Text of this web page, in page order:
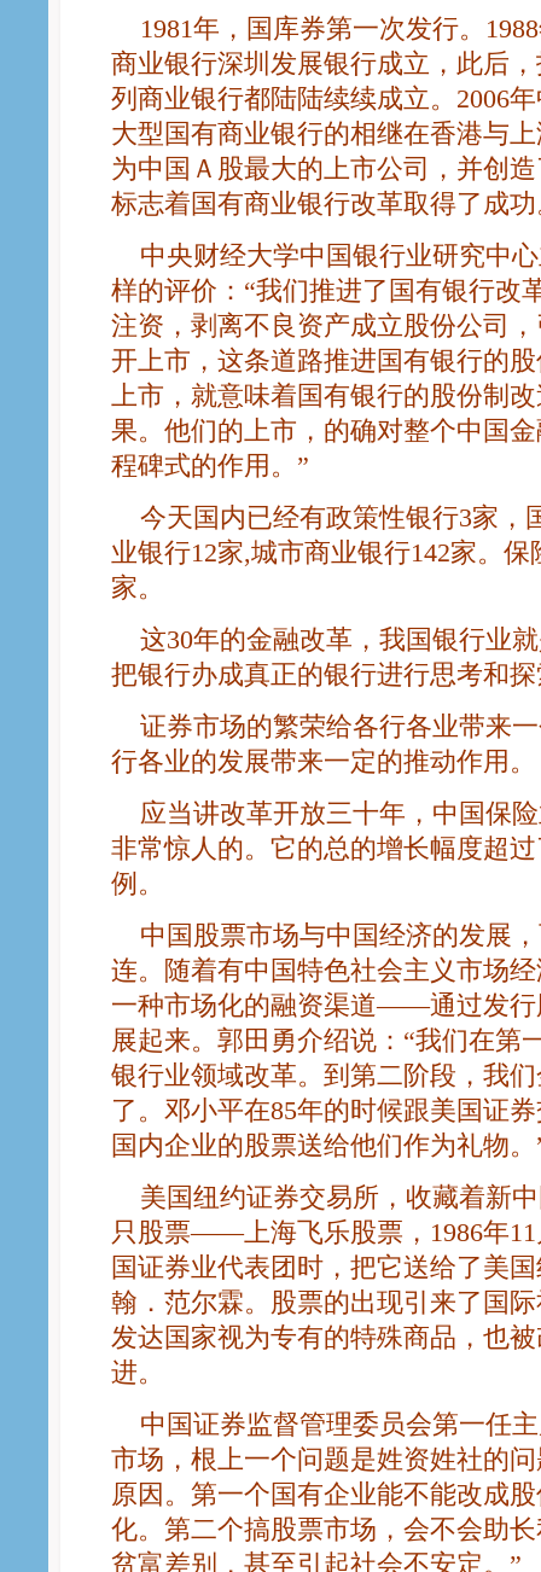
1981年，国库券第一次发行。
商业银行深圳发展银行成立，此后
列商业银行都陆陆续续成立。2006
大型国有商业银行的相继在香港与
为中国Ａ股最大的上市公司，并创
标志着国有商业银行改革取得了成
中央财经大学中国银行业研究中
样的评价：“我们推进了国有银行改
注资，剥离不良资产成立股份公司
开上市，这条道路推进国有银行的
上市，就意味着国有银行的股份制
果。他们的上市，的确对整个中国
程碑式的作用。”
今天国内已经有政策性银行3家，
业银行12家,城市商业银行142家。
家。
这30年的金融改革，我国银行业
把银行办成真正的银行进行思考和
证券市场的繁荣给各行各业带来
行各业的发展带来一定的推动作用。
应当讲改革开放三十年，中国保
非常惊人的。它的总的增长幅度超
例。
中国股票市场与中国经济的发展
连。随着有中国特色社会主义市场
一种市场化的融资渠道——通过发行
展起来。郭田勇介绍说：“我们在第
银行业领域改革。到第二阶段，我
了。邓小平在85年的时候跟美国证
国内企业的股票送给他们作为礼物。
美国纽约证券交易所，收藏着新
只股票——上海飞乐股票，1986年
国证券业代表团时，把它送给了美
翰．范尔霖。股票的出现引来了国
发达国家视为专有的特殊商品，也
进。
中国证券监督管理委员会第一任
市场，根上一个问题是姓资姓社的
原因。第一个国有企业能不能改成
化。第二个搞股票市场，会不会助
贫富差别，甚至引起社会不安定。”